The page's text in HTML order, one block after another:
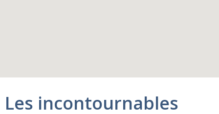
Les incontournables